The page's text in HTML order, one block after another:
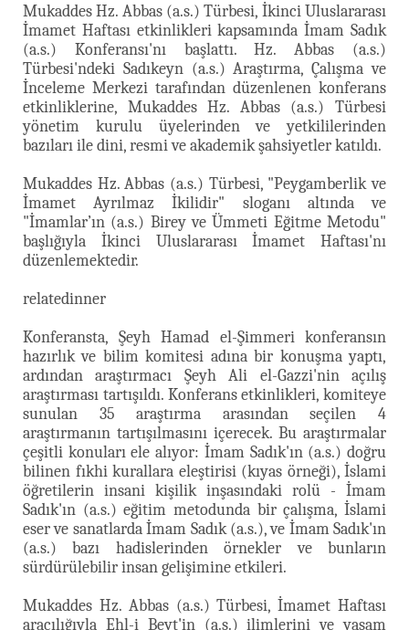
Mukaddes Hz. Abbas (a.s.) Türbesi, İkinci Uluslararası
İmamet Haftası etkinlikleri kapsamında İmam Sadık
(a.s.) Konferansı'nı başlattı. Hz. Abbas (a.s.)
Türbesi'ndeki Sadıkeyn (a.s.) Araştırma, Çalışma ve
İnceleme Merkezi tarafından düzenlenen konferans
etkinliklerine, Mukaddes Hz. Abbas (a.s.) Türbesi
yönetim kurulu üyelerinden ve yetkililerinden
bazıları ile dini, resmi ve akademik şahsiyetler katıldı.
Mukaddes Hz. Abbas (a.s.) Türbesi, "Peygamberlik ve
İmamet Ayrılmaz İkilidir" sloganı altında ve
"İmamlar’ın (a.s.) Birey ve Ümmeti Eğitme Metodu"
başlığıyla İkinci Uluslararası İmamet Haftası'nı
düzenlemektedir.
relatedinner
Konferansta, Şeyh Hamad el-Şimmeri konferansın
hazırlık ve bilim komitesi adına bir konuşma yaptı,
ardından araştırmacı Şeyh Ali el-Gazzi'nin açılış
araştırması tartışıldı. Konferans etkinlikleri, komiteye
sunulan 35 araştırma arasından seçilen 4
araştırmanın tartışılmasını içerecek. Bu araştırmalar
çeşitli konuları ele alıyor: İmam Sadık'ın (a.s.) doğru
bilinen fıkhi kurallara eleştirisi (kıyas örneği), İslami
öğretilerin insani kişilik inşasındaki rolü - İmam
Sadık'ın (a.s.) eğitim metodunda bir çalışma, İslami
eser ve sanatlarda İmam Sadık (a.s.), ve İmam Sadık'ın
(a.s.) bazı hadislerinden örnekler ve bunların
sürdürülebilir insan gelişimine etkileri.
Mukaddes Hz. Abbas (a.s.) Türbesi, İmamet Haftası
aracılığıyla Ehl-i Beyt'in (a.s.) ilimlerini ve yaşam